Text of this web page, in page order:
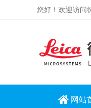
您好！欢迎访问
网站